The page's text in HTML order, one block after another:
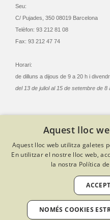
Seu:
C/ Pujades, 350 08019 Barcelona
Telèfon: 93 212 81 08
Fax: 93 212 47 74
Horari:
de dilluns a dijous de 9 a 20 h i
del 13 de juliol al 15 de setembre de 8
© Col·legi Oficial Infermeres i
Criteris de privacitat
Política de
Política de protecció de dades
Aquest lloc
Aquest lloc web utilitza galetes
En utilitzar el nostre lloc web,
la nostra Política
NOMÉS COOKIES